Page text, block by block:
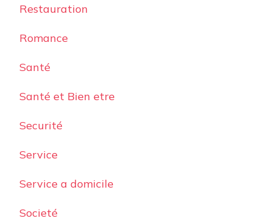
Restauration
Romance
Santé
Santé et Bien etre
Securité
Service
Service a domicile
Societé